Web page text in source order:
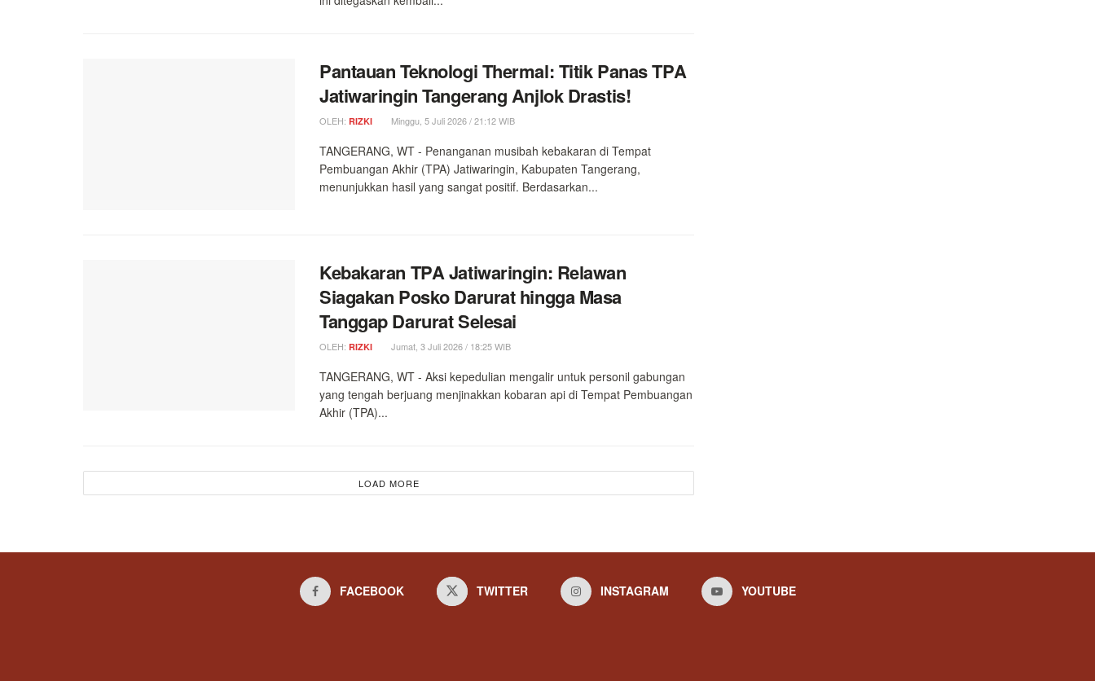
Pantauan Teknologi Thermal: Titik Panas TPA
Jatiwaringin Tangerang Anjlok Drastis!
OLEH: RIZKI Minggu, 5 Juli 2026 / 21:12 WIB
TANGERANG, WT - Penanganan musibah kebakaran di Tempat
Pembuangan Akhir (TPA) Jatiwaringin, Kabupaten Tangerang,
menunjukkan hasil yang sangat positif. Berdasarkan...
Kebakaran TPA Jatiwaringin: Relawan
Siagakan Posko Darurat hingga Masa
Tanggap Darurat Selesai
OLEH: RIZKI Jumat, 3 Juli 2026 / 18:25 WIB
TANGERANG, WT - Aksi kepedulian mengalir untuk personil gabungan
yang tengah berjuang menjinakkan kobaran api di Tempat Pembuangan
Akhir (TPA)...
LOAD MORE
FACEBOOK TWITTER INSTAGRAM YOUTUBE